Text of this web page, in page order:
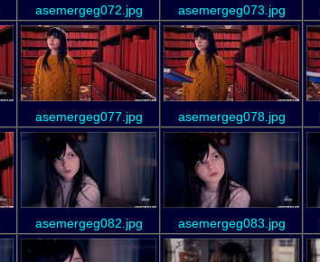
asemergeg072.jpg asemergeg073.jpg
asemergeg077.jpg asemergeg078.jpg
asemergeg082.jpg asemergeg083.jpg